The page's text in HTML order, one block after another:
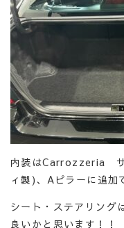
内装はCarrozzeria サ
ィ製)、Aピラーに追加
シート・ステアリング
良いかと思います！！